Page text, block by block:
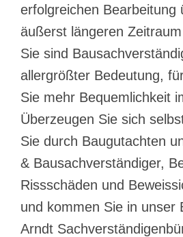
erfolgreichen Bearbeitung
äußerst längeren
Sie sind
allergrößter Bedeutung,
Sie mehr Bequemlichkeit
Überzeugen Sie sich
Sie durch Baugutachten
& Bausachverständiger,
Rissschäden und
und kommen Sie in unser
Arndt